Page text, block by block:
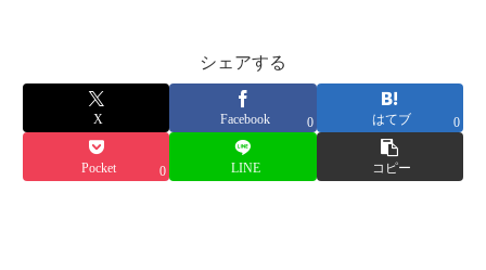
シェアする
X Facebook 0 はてブ 0
Pocket 0 LINE コピー